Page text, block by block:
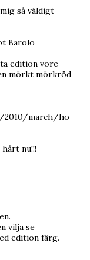
så väldigt
Barolo
edition vore
mörkt mörkröd
2010/march/ho
nu!!!
vilja se
edition färg.